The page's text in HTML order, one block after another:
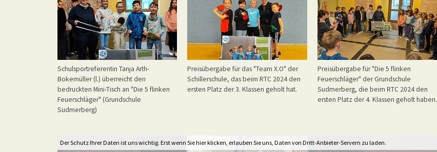
Schulsportreferentin Tanja Arth-
Bokemüller (l.) überreicht den
bedruckten Mini-Tisch an "Die 5 flinken
Feuerschläger" (Grundschule
Sudmerberg)
Preisübergabe für das "Team X.O" der
Schillerschule, das beim RTC 2024 den
ersten Platz der 3. Klassen geholt hat.
Preisübergabe für "Die 5 flinken
Feuerschläger" der Grundschule
Sudmerberg, die beim RTC 2024 den
ersten Platz der 4. Klassen geholt haben.
Der Schutz Ihrer Daten ist uns wichtig. Erst wenn Sie hier klicken, erlauben Sie uns, Daten von Dritt-Anbieter-Servern zu laden.